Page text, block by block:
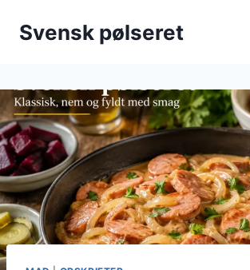
Svensk pølseret